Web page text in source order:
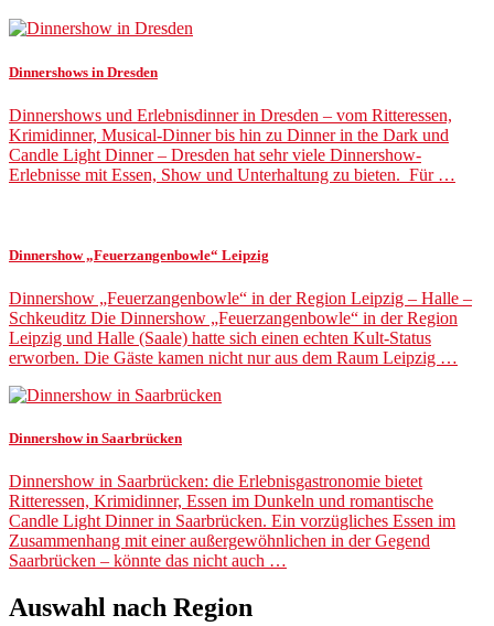
Dinnershows in Dresden
Dinnershows und Erlebnisdinner in Dresden – vom Ritteressen,
Krimidinner, Musical-Dinner bis hin zu Dinner in the Dark und
Candle Light Dinner – Dresden hat sehr viele Dinnershow-
Erlebnisse mit Essen, Show und Unterhaltung zu bieten. Für …
Dinnershow „Feuerzangenbowle“ Leipzig
Dinnershow „Feuerzangenbowle“ in der Region Leipzig – Halle –
Schkeuditz Die Dinnershow „Feuerzangenbowle“ in der Region
Leipzig und Halle (Saale) hatte sich einen echten Kult-Status
erworben. Die Gäste kamen nicht nur aus dem Raum Leipzig …
Dinnershow in Saarbrücken
Dinnershow in Saarbrücken: die Erlebnisgastronomie bietet
Ritteressen, Krimidinner, Essen im Dunkeln und romantische
Candle Light Dinner in Saarbrücken. Ein vorzügliches Essen im
Zusammenhang mit einer außergewöhnlichen in der Gegend
Saarbrücken – könnte das nicht auch …
Auswahl nach Region